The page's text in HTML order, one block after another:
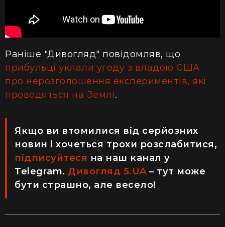
Раніше "Дивогляд" повідомляв, що
прибульці уклали угоду з владою США
про нерозголошення експериментів, які
проводяться на Землі.
Якщо ви втомилися від серйозних
новин і хочеться трохи розслабитися,
підписуйтеся на наш канал у
Telegram. Дивогляд 5.UA– тут може
бути страшно, але весело!